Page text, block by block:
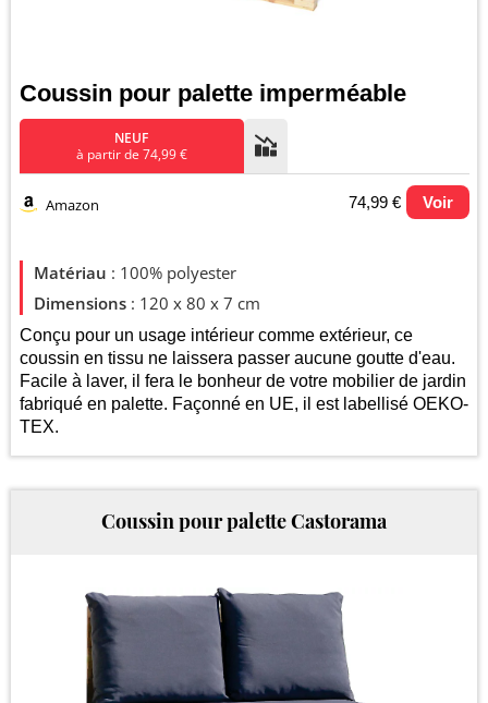
Coussin pour palette imperméable
NEUF
à partir de 74,99 €
Amazon 74,99 € Voir
Evolution du prix le plus bas (neuf):
75
80
Matériau : 100% polyester
Dimensions : 120 x 80 x 7 cm
Conçu pour un usage intérieur comme extérieur, ce
coussin en tissu ne laissera passer aucune goutte d'eau.
Facile à laver, il fera le bonheur de votre mobilier de jardin
fabriqué en palette. Façonné en UE, il est labellisé OEKO-
TEX.
Coussin pour palette Castorama